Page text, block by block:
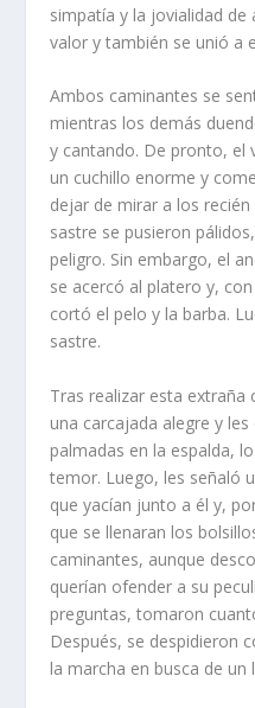
simpatía y la jovialidad de
valor y también se unió a
Ambos caminantes se
mientras los demás
y cantando. De pronto, el
un cuchillo enorme y
dejar de mirar a los
sastre se pusieron
peligro. Sin embargo, el
se acercó al platero y,
cortó el pelo y la barba.
sastre.
Tras realizar esta
una carcajada alegre y
palmadas en la espalda,
temor. Luego, les señaló
que yacían junto a él y,
que se llenaran los
caminantes, aunque
querían ofender a su
preguntas, tomaron
Después, se despidieron
la marcha en busca de